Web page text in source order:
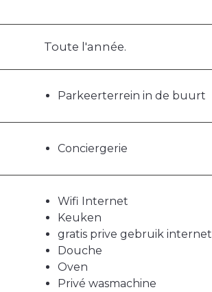
Toute l'année.
Parkeerterrein in de buurt
Conciergerie
Wifi Internet
Keuken
gratis prive gebruik internet
Douche
Oven
Privé wasmachine